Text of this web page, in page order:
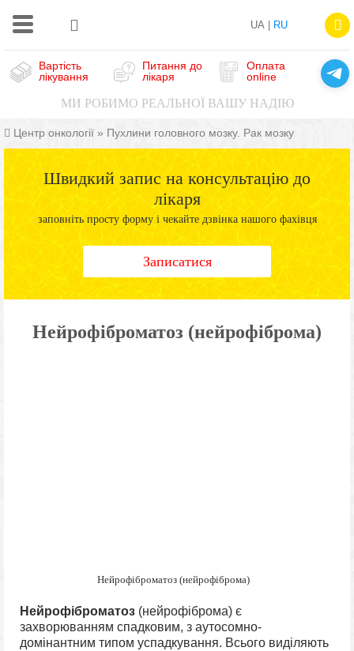
UA | RU
Вартість
лікування
Питання до
лікаря
Оплата
online
МИ РОБИМО РЕАЛЬНОЇ ВАШУ НАДІЮ
Центр онкології » Пухлини головного мозку. Рак мозку
Швидкий запис на консультацію до
лікаря
заповніть просту форму і чекайте дзвінка нашого фахівця
Записатися
Нейрофіброматоз (нейрофіброма)
Нейрофіброматоз (нейрофіброма)
Нейрофіброматоз (нейрофіброма) є
захворюванням спадковим, з аутосомно-
домінантним типом успадкування. Всього виділяють